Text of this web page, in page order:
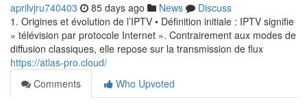
aprilvjru740403 85 days ago News
Discuss
1. Origines et évolution de l’IPTV • Définition initiale : IPTV signifie
« télévision par protocole Internet ». Contrairement aux modes de
diffusion classiques, elle repose sur la transmission de flux
https://atlas-pro.cloud/
Comments
Who Upvoted